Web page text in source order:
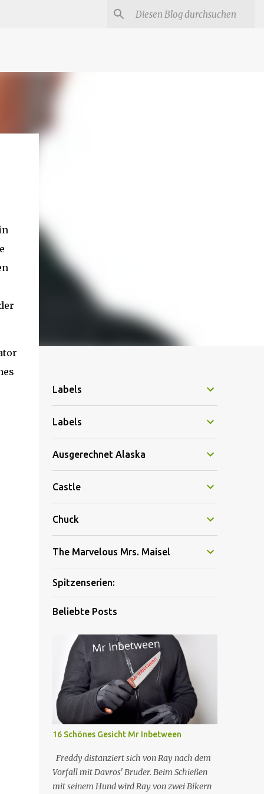
Labels
Labels
Ausgerechnet Alaska
Castle
Chuck
The Marvelous Mrs. Maisel
Spitzenserien:
Beliebte Posts
16 Schönes Gesicht Mr Inbetween
Freddy distanziert sich von Ray nach dem
Vorfall mit Davros' Bruder. Beim Schießen
mit seinem Hund wird Ray von zwei Bikern